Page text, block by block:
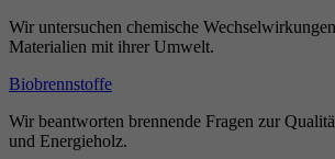
Wir untersuchen chemische
Materialien mit ihrer Umwelt.
Biobrennstoffe
Wir beantworten brennende Fragen zur
und Energieholz.